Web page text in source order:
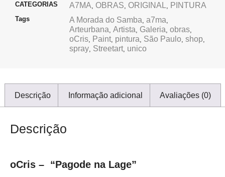
CATEGORIAS A7MA, OBRAS, ORIGINAL, PINTURA
Tags A Morada do Samba, a7ma,
Arteurbana, Artista, Galeria, obras,
oCris, Paint, pintura, São Paulo, shop,
spray, Streetart, unico
Descrição Informação adicional Avaliações (0)
Descrição
oCris – “Pagode na Lage”